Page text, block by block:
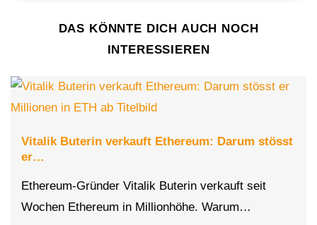
DAS KÖNNTE DICH AUCH NOCH
INTERESSIEREN
Vitalik Buterin verkauft Ethereum: Darum stösst
er…
Ethereum-Gründer Vitalik Buterin verkauft seit
Wochen Ethereum in Millionhöhe. Warum…